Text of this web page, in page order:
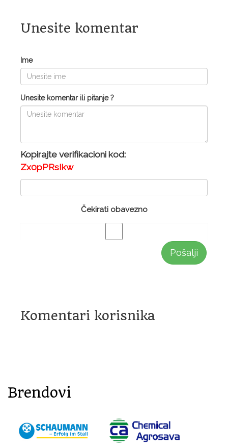
Unesite komentar
Ime
Unesite komentar ili pitanje ?
Kopirajte verifikacioni kod:
Zx0pPRsIkw
Čekirati obavezno
Pošalji
Komentari korisnika
Brendovi